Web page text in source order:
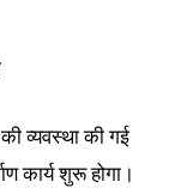
व्यवस्था की गई
कार्य शुरू होगा।